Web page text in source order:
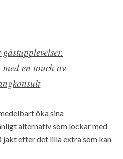
en touch av
öka sina
alternativ som lockar med
jakt efter det lilla extra som kan